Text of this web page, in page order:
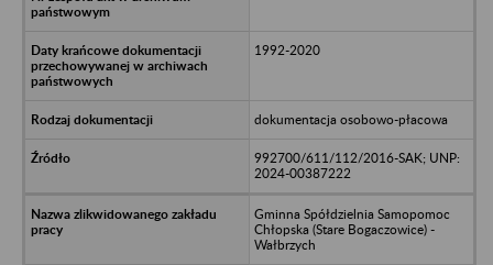
1992-2020
dokumentacja osobowo-płacowa
992700/611/112/2016-SAK; UNP:
2024-00387222
Gminna Spółdzielnia Samopomoc
Chłopska (Stare Bogaczowice) -
Wałbrzych